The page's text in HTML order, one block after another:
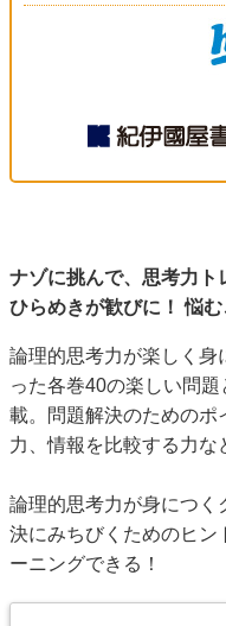
ナゾに挑んで、思考力ト
ひらめきが歓びに！ 悩む
論理的思考力が楽しく身
った各巻40の楽しい問
載。問題解決のためのポ
力、情報を比較する力な
論理的思考力が身につく
決にみちびくためのヒン
ーニングできる！